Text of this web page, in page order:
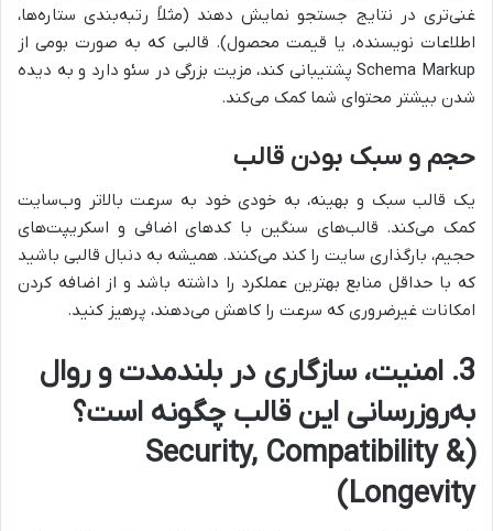
غنی‌تری در نتایج جستجو نمایش دهند (مثلاً رتبه‌بندی ستاره‌ها،
اطلاعات نویسنده، یا قیمت محصول). قالبی که به صورت بومی از
Schema Markup پشتیبانی کند، مزیت بزرگی در سئو دارد و به دیده
شدن بیشتر محتوای شما کمک می‌کند.
حجم و سبک بودن قالب
یک قالب سبک و بهینه، به خودی خود به سرعت بالاتر وب‌سایت
کمک می‌کند. قالب‌های سنگین با کدهای اضافی و اسکریپت‌های
حجیم، بارگذاری سایت را کند می‌کنند. همیشه به دنبال قالبی باشید
که با حداقل منابع بهترین عملکرد را داشته باشد و از اضافه کردن
امکانات غیرضروری که سرعت را کاهش می‌دهند، پرهیز کنید.
3. امنیت، سازگاری در بلندمدت و روال
به‌روزرسانی این قالب چگونه است؟
(Security, Compatibility &
Longevity)